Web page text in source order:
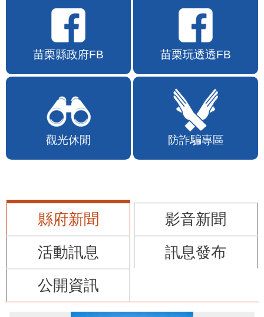
苗栗縣政府FB 苗栗玩透透FB
觀光休閒 防詐騙專區
縣府新聞
影音新聞
活動訊息
訊息發布
公開資訊